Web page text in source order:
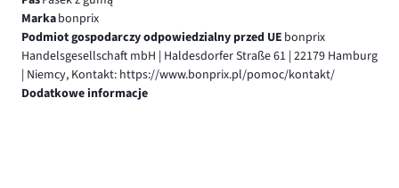
Markabonprix
Podmiot gospodarczy odpowiedzialny przed UE bonprix
Handelsgesellschaft mbH | Haldesdorfer Straße 61 | 22179 Hamburg
| Niemcy, Kontakt: https://www.bonprix.pl/pomoc/kontakt/
Dodatkowe informacje